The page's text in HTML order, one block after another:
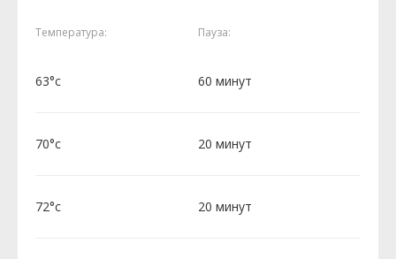
Температура: Пауза:
63°c 60 минут
70°c 20 минут
72°c 20 минут